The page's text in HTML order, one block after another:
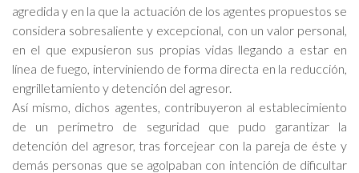
agredida y en la que la actuación de los agentes propuestos se
considera sobresaliente y excepcional, con un valor personal,
en el que expusieron sus propias vidas llegando a estar en
línea de fuego, interviniendo de forma directa en la reducción,
engrilletamiento y detención del agresor.
Así mismo, dichos agentes, contribuyeron al establecimiento
de un perímetro de seguridad que pudo garantizar la
detención del agresor, tras forcejear con la pareja de éste y
demás personas que se agolpaban con intención de dificultar